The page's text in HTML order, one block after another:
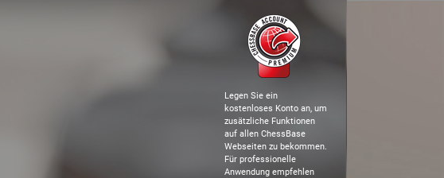
Legen Sie ein
kostenloses Konto an, um
zusätzliche Funktionen
auf allen ChessBase
Webseiten zu bekommen.
Für professionelle
Anwendung empfehlen